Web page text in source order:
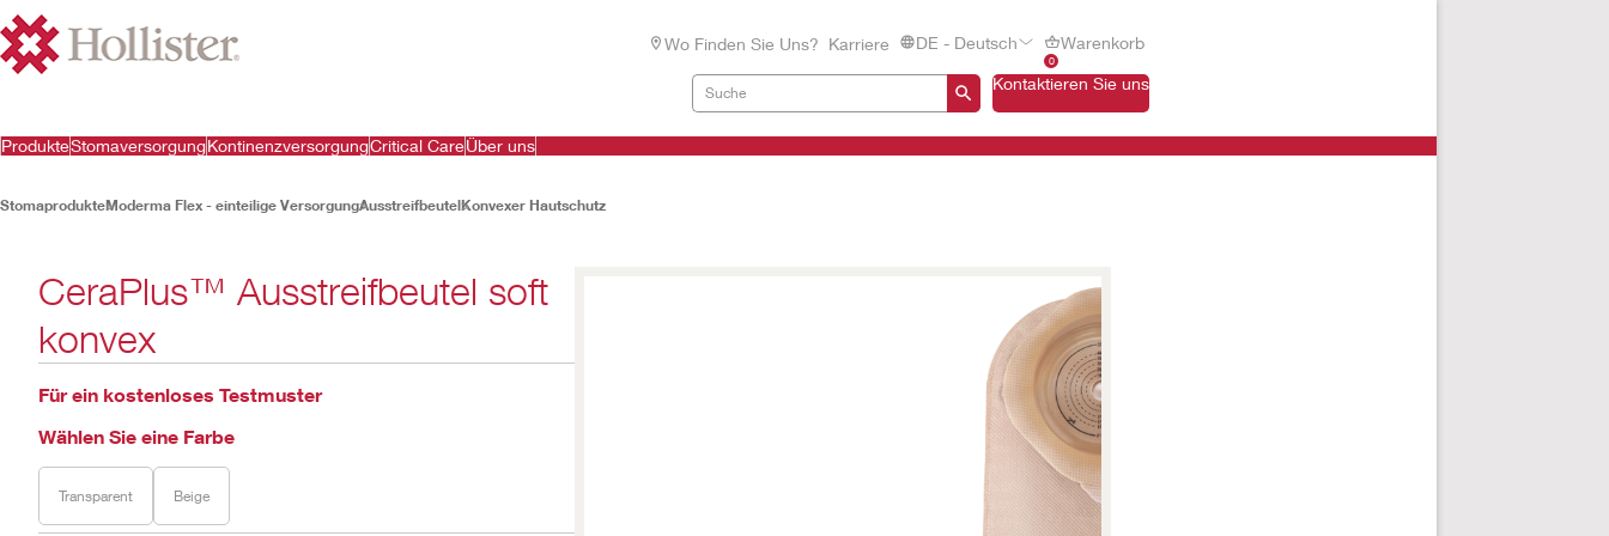
Wo Finden Sie Uns? Karriere DE - Deutsch
0
Warenkorb
Kontaktieren Sie uns
ProdukteStomaversorgungKontinenzversorgungCritical CareÜber uns
StomaprodukteModerma Flex - einteilige VersorgungAusstreifbeutelKonvexer Hautschutz
CeraPlus™ Ausstreifbeutel soft
konvex
Für ein kostenloses Testmuster
Wählen Sie eine Farbe
Transparent Beige